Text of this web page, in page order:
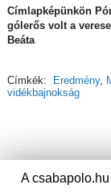
Címlapképünkön
gólerős volt a
Beáta
Címkék: Eredmény,
vidékbajnokság
A